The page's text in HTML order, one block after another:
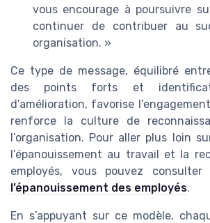
vous encourage à poursuivre
continuer de contribuer au
organisation. »
Ce type de message, équilibré
des points forts et
d’amélioration, favorise
renforce la culture de
l’organisation. Pour aller plus loin
l’épanouissement au travail et la
employés, vous pouvez consulter
l’épanouissement des employés.
En s’appuyant sur ce modèle,